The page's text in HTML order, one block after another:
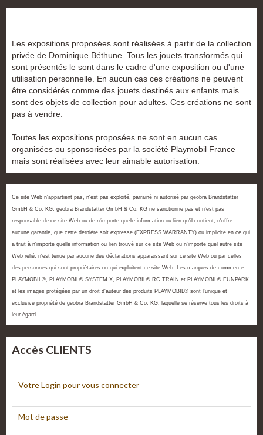
Les expositions proposées sont réalisées à partir de la collection
privée de Dominique Béthune. Tous les jouets transformés qui
sont présentés le sont dans le cadre d'une exposition ou d'une
utilisation personnelle. En aucun cas ces créations ne peuvent
être considérés comme des jouets destinés aux enfants mais
sont des objets de collection pour adultes. Ces créations ne sont
pas à vendre.
Toutes les expositions proposées ne sont en aucun cas
organisées ou sponsorisées par la société Playmobil France
mais sont réalisées avec leur aimable autorisation.
Ce site Web n'appartient pas, n'est pas exploité, parrainé ni autorisé par geobra Brandstätter
GmbH & Co. KG. geobra Brandstätter GmbH & Co. KG ne sanctionne pas et n'est pas
responsable de ce site Web ou de n'importe quelle information ou lien qu'il contient, n'offre
aucune garantie, que cette dernière soit expresse (EXPRESS WARRANTY) ou implicite en ce qui
a trait à n'importe quelle information ou lien trouvé sur ce site Web ou n'importe quel autre site
Web relié, n'est tenue par aucune des déclarations apparaissant sur ce site Web ou par celles
des personnes qui sont propriétaires ou qui exploitent ce site Web. Les marques de commerce
PLAYMOBIL®, PLAYMOBIL® SYSTEM X, PLAYMOBIL® RC TRAIN et PLAYMOBIL® FUNPARK
et les images protégées par un droit d'auteur des produits PLAYMOBIL® sont l'unique et
exclusive propriété de geobra Brandstätter GmbH & Co. KG, laquelle se réserve tous les droits à
leur égard.
Accès CLIENTS